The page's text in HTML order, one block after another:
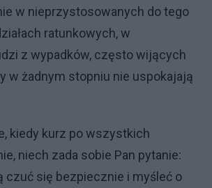
w nieprzystosowanych do tego
ratunkowych, w
z wypadków, często wijących
w żadnym stopniu nie uspokajają
kiedy kurz po wszystkich
niech zada sobie Pan pytanie:
czuć się bezpiecznie i myśleć o